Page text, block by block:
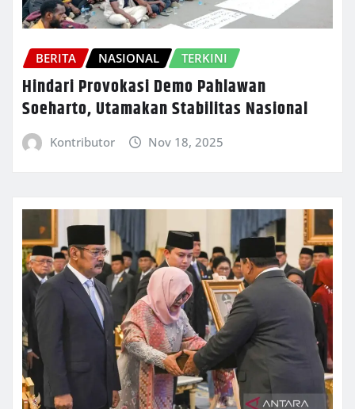
BERITA NASIONAL TERKINI
Hindari Provokasi Demo Pahlawan
Soeharto, Utamakan Stabilitas Nasional
Kontributor Nov 18, 2025